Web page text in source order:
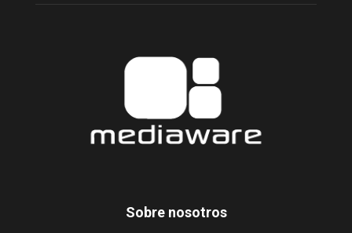
Sobre nosotros